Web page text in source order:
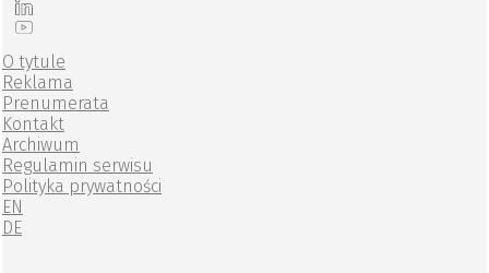
O tytule
Reklama
Prenumerata
Kontakt
Archiwum
Regulamin serwisu
Polityka prywatności
EN
DE